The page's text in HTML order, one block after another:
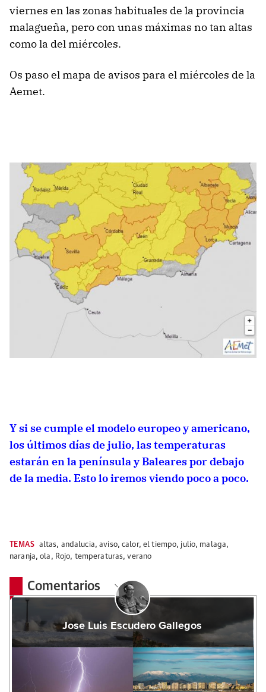
viernes en las zonas habituales de la provincia
malagueña, pero con unas máximas no tan altas
como la del miércoles.
Os paso el mapa de avisos para el miércoles de la
Aemet.
Y si se cumple el modelo europeo y americano,
los últimos días de julio, las temperaturas
estarán en la península y Baleares por debajo
de la media. Esto lo iremos viendo poco a poco.
TEMAS altas, andalucia,aviso,calor, el tiempo, julio, malaga,
naranja,ola , Rojo, temperaturas,verano
Comentarios
Jose Luis Escudero Gallegos